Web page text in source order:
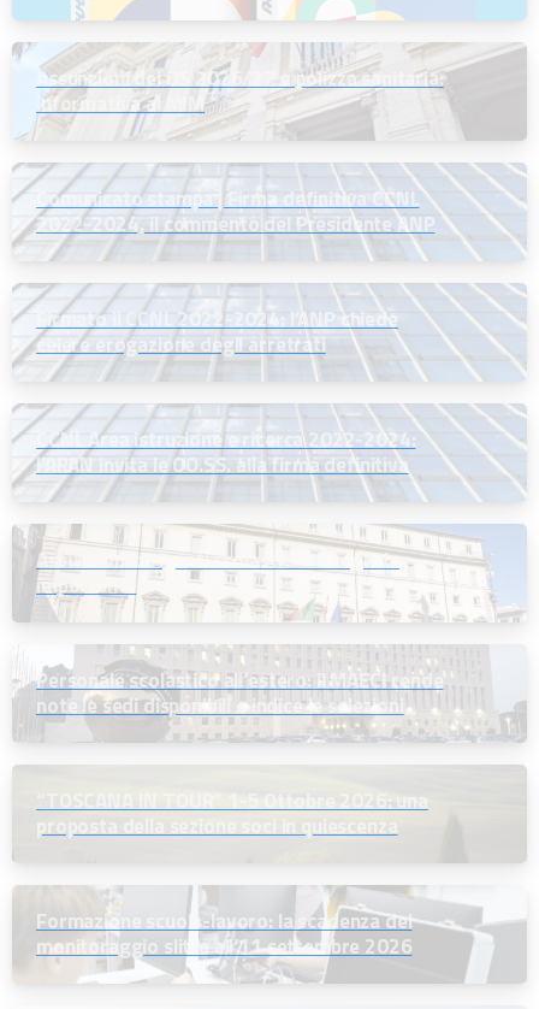
Assunzioni dei DS 2026/27 e polizza sanitaria:
informativa al MIM
Comunicato stampa | Firma definitiva CCNL
2022-2024, il commento del Presidente ANP
Firmato il CCNL 2022-2024: l’ANP chiede
celere erogazione degli arretrati
CCNL Area istruzione e ricerca 2022-2024:
l’ARAN invita le OO.SS. alla firma definitiva
Assunzioni dirigenti scolastici: un segnale
importante
Personale scolastico all’estero: il MAECI rende
note le sedi disponibili e indice le selezioni
Formazione scuola-lavoro: la scadenza del
monitoraggio slitta all’11 settembre 2026